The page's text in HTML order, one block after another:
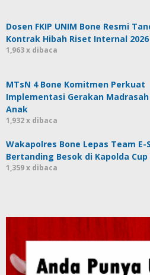
Dosen FKIP UNIM Bone Resmi
Kontrak Hibah Riset Internal 2026
1,963 x dibaca
MTsN 4 Bone Komitmen Perkuat
Implementasi Gerakan Madrasah
Anak
1,932 x dibaca
Wakapolres Bone Lepas Team E-
Bertanding Besok di Kapolda Cup
1,359 x dibaca